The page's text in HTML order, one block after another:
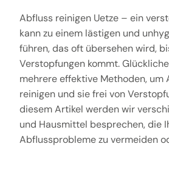
Abfluss reinigen Uetze – ein
kann zu einem lästigen und
führen, das oft übersehen wird,
Verstopfungen kommt.
mehrere effektive Methoden, um
reinigen und sie frei von
diesem Artikel werden wir
und Hausmittel besprechen, die
Abflussprobleme zu vermeiden